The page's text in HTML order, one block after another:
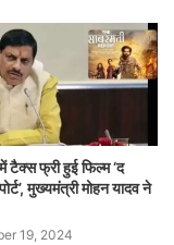
टैक्स फ्री हुई फिल्म ‘द
मुख्यमंत्री मोहन यादव ने
19, 2024